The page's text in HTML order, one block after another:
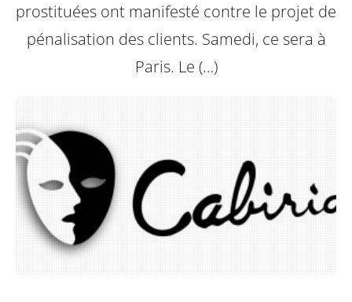
prostituées ont manifesté contre le projet de
pénalisation des clients. Samedi, ce sera à
Paris. Le (…)